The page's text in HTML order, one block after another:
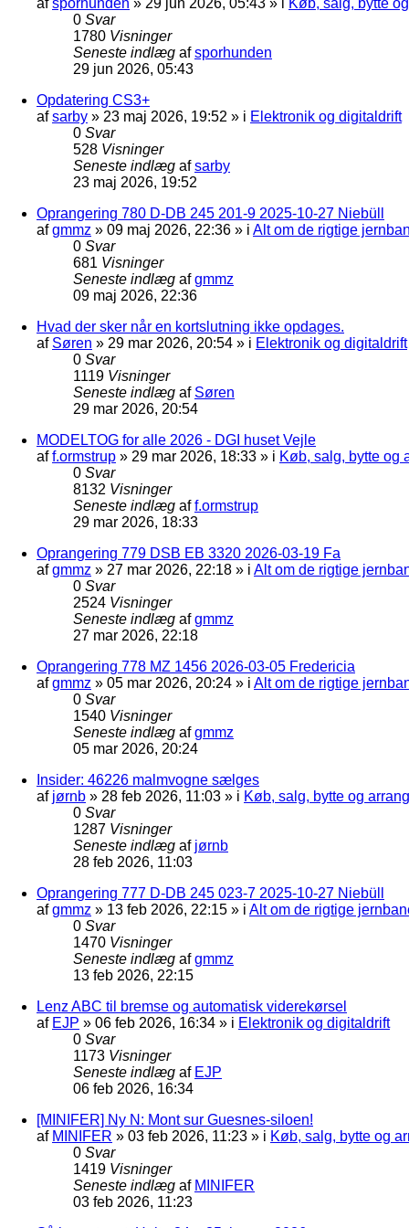
0 Svar
1780 Visninger
Seneste indlæg afsporhunden
29 jun 2026, 05:43
Opdatering CS3+
afsarby » 23 maj 2026, 19:52 » i Elektronik og digitaldrift
0 Svar
528 Visninger
Seneste indlæg afsarby
23 maj 2026, 19:52
Oprangering 780 D-DB 245 201-9 2025-10-27 Niebüll
afgmmz » 09 maj 2026, 22:36 » i Alt om de rigtige
0 Svar
681 Visninger
Seneste indlæg afgmmz
09 maj 2026, 22:36
Hvad der sker når en kortslutning ikke opdages.
af Søren » 29 mar 2026, 20:54 » i Elektronik og digitaldrift
0 Svar
1119 Visninger
Seneste indlæg af Søren
29 mar 2026, 20:54
MODELTOG for alle 2026 - DGI huset Vejle
aff.ormstrup » 29 mar 2026, 18:33 » i Køb, salg, bytte og
0 Svar
8132 Visninger
Seneste indlæg aff.ormstrup
29 mar 2026, 18:33
Oprangering 779 DSB EB 3320 2026-03-19 Fa
afgmmz » 27 mar 2026, 22:18 » i Alt om de rigtige
0 Svar
2524 Visninger
Seneste indlæg afgmmz
27 mar 2026, 22:18
Oprangering 778 MZ 1456 2026-03-05 Fredericia
afgmmz » 05 mar 2026, 20:24 » i Alt om de rigtige
0 Svar
1540 Visninger
Seneste indlæg afgmmz
05 mar 2026, 20:24
Insider: 46226 malmvogne sælges
af jørnb » 28 feb 2026, 11:03 » i Køb, salg, bytte og
0 Svar
1287 Visninger
Seneste indlæg af jørnb
28 feb 2026, 11:03
Oprangering 777 D-DB 245 023-7 2025-10-27 Niebüll
afgmmz » 13 feb 2026, 22:15 » i Alt om de rigtige
0 Svar
1470 Visninger
Seneste indlæg afgmmz
13 feb 2026, 22:15
Lenz ABC til bremse og automatisk viderekørsel
af EJP » 06 feb 2026, 16:34 » i Elektronik og digitaldrift
0 Svar
1173 Visninger
Seneste indlæg af EJP
06 feb 2026, 16:34
[MINIFER] Ny N: Mont sur Guesnes-siloen!
af MINIFER » 03 feb 2026, 11:23 » i Køb, salg, bytte og
0 Svar
1419 Visninger
Seneste indlæg af MINIFER
03 feb 2026, 11:23